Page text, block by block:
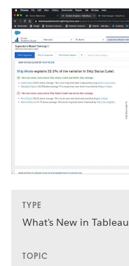
TYPE
What's New in Tableau
TOPIC